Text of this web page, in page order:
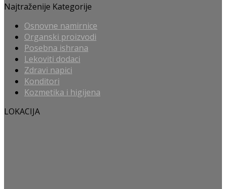
Najtraženije Kategorije
Osnovne namirnice
Organski proizvodi
Posebna ishrana
Lekoviti dodaci
Zdravi napici
Konditori
Kozmetika i higijena
LOKACIJA